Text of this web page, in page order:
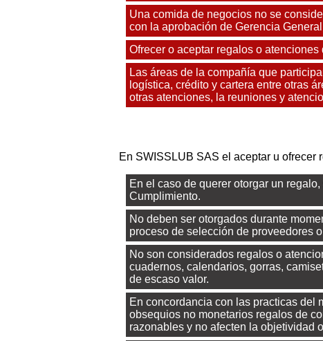
Una comida de negocios no se
con la aprobación de Gerencia
Ofrecer o aceptar regalos o
Las áreas de la compañía que
logística, crédito y cartera entre otras
otras atenciones, la reuniones y
En SWISSLUB SAS el aceptar u
En el caso de querer otorgar un
Cumplimiento.
No deben ser otorgados durante
proceso de selección de proveedores
No son considerados regalos o
cuadernos, calendarios, gorras,
de escaso valor.
En concordancia con las practicas del
obsequios no monetarios regalos de
razonables y no afecten la objetividad